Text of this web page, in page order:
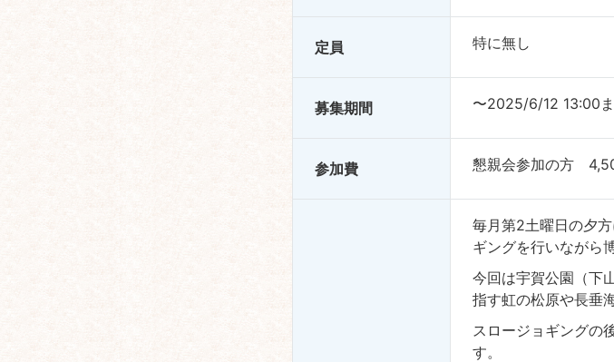
定員 特に無し
募集期間 〜2025/6/12 13:00
参加費 懇親会参加の方
毎月第2土曜日の夕
ギングを行いながら
今回は宇賀公園（下
指す虹の松原や長垂
スロージョギングの
す。